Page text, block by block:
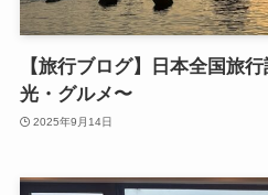
【旅行ブログ】日本全国旅
光・グルメ〜
2025年9月14日